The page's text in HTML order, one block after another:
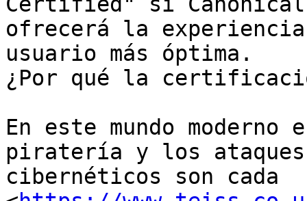
ofrecerá la
usuario más óptima.
¿Por qué la
En este mundo
piratería y los ataques
cibernéticos son cada